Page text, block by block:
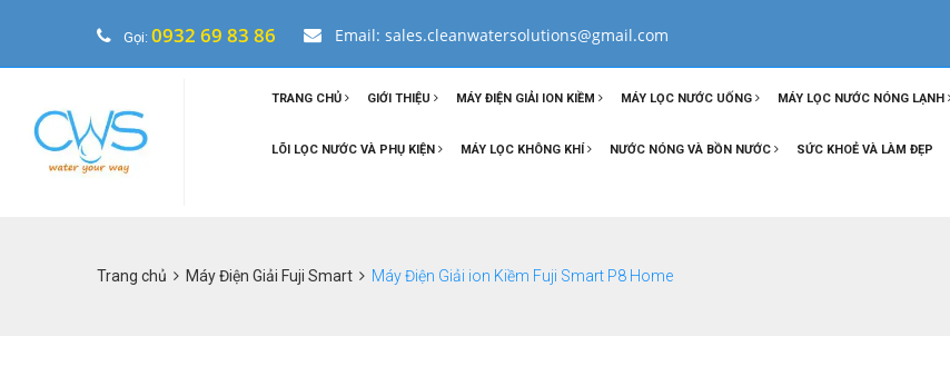
Gọi: 0932 69 83 86 Email: sales.cleanwatersolutions@gmail.com
TRANG CHỦ GIỚI THIỆU MÁY ĐIỆN GIẢI ION KIỀM MÁY LỌC NƯỚC UỐNG MÁY LỌC NƯỚC NÓNG LẠNH
LÕI LỌC NƯỚC VÀ PHỤ KIỆN MÁY LỌC KHÔNG KHÍ NƯỚC NÓNG VÀ BỒN NƯỚC SỨC KHOẺ VÀ LÀM ĐẸP
Trang chủ Máy Điện Giải Fuji Smart Máy Điện Giải ion Kiềm Fuji Smart P8 Home